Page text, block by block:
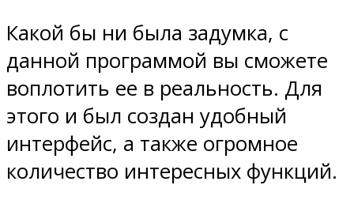
Какой бы ни была задумка, с
данной программой вы сможете
воплотить ее в реальность. Для
этого и был создан удобный
интерфейс, а также огромное
количество интересных функций.